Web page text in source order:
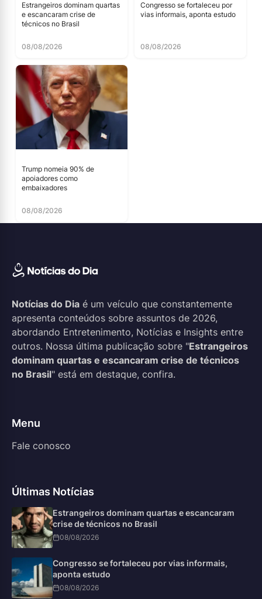
Estrangeiros dominam quartas
e escancaram crise de
técnicos no Brasil
08/08/2026
Congresso se fortaleceu por
vias informais, aponta estudo
08/08/2026
Trump nomeia 90% de
apoiadores como
embaixadores
08/08/2026
Notícias do Dia é um veículo que constantemente
apresenta conteúdos sobre assuntos de 2026,
abordando Entretenimento, Notícias e Insights entre
outros. Nossa última publicação sobre "Estrangeiros
dominam quartas e escancaram crise de técnicos
no Brasil" está em destaque, confira.
Menu
Fale conosco
Últimas Notícias
Estrangeiros dominam quartas e escancaram
crise de técnicos no Brasil
08/08/2026
Congresso se fortaleceu por vias informais,
aponta estudo
08/08/2026